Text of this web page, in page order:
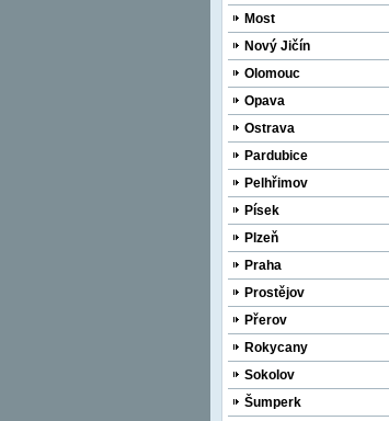
Most
Nový Jičín
Olomouc
Opava
Ostrava
Pardubice
Pelhřimov
Písek
Plzeň
Praha
Prostějov
Přerov
Rokycany
Sokolov
Šumperk